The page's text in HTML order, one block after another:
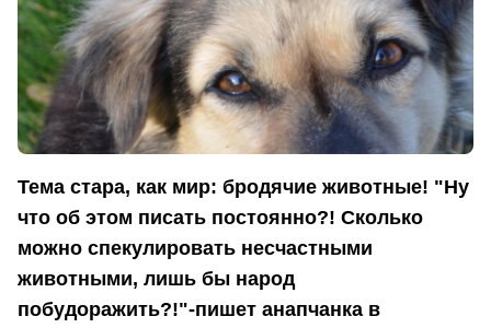
Тема стара, как мир: бродячие животные! "Ну
что об этом писать постоянно?! Сколько
можно спекулировать несчастными
животными, лишь бы народ
побудоражить?!"-пишет анапчанка в